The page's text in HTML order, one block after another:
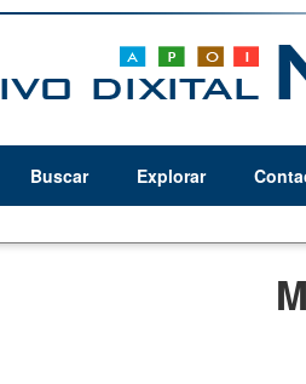
Buscar Explorar